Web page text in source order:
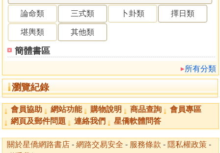
論命類 三式類 卜卦類 擇日類
堪輿類 其他類
簡體書區
所有分類
瀏覽紀錄
會員協助 網站功能 購物說明 商品查詢
會員專區
網頁及郵件問題
連絡我們 星僑軟體問答
關於星僑網路書店 - 網路交易安全 - 服務條款 - 隱私權政策 -